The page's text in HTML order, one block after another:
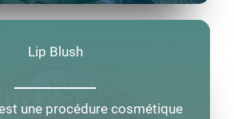
Lip Blush
une procédure cosmétique